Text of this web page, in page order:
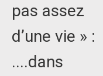
pas assez
d’une vie » :
....dans